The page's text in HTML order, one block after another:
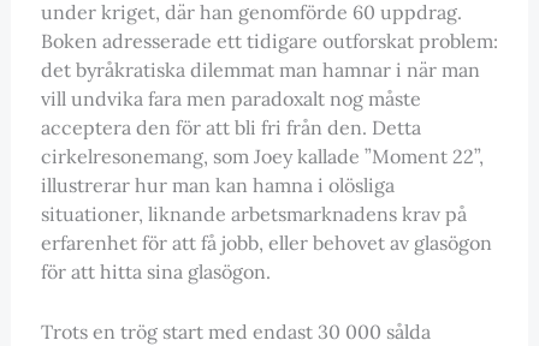
under kriget, där han genomförde 60 uppdrag.
Boken adresserade ett tidigare outforskat problem:
det byråkratiska dilemmat man hamnar i när man
vill undvika fara men paradoxalt nog måste
acceptera den för att bli fri från den. Detta
cirkelresonemang, som Joey kallade ”Moment 22”,
illustrerar hur man kan hamna i olösliga
situationer, liknande arbetsmarknadens krav på
erfarenhet för att få jobb, eller behovet av glasögon
för att hitta sina glasögon.
Trots en trög start med endast 30 000 sålda